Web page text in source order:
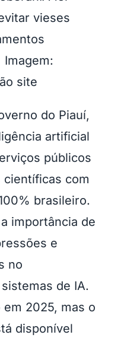
vieses
site
do Piauí,
artificial
públicos
com
brasileiro.
importância de
e
no
de IA.
2025, mas o
disponível